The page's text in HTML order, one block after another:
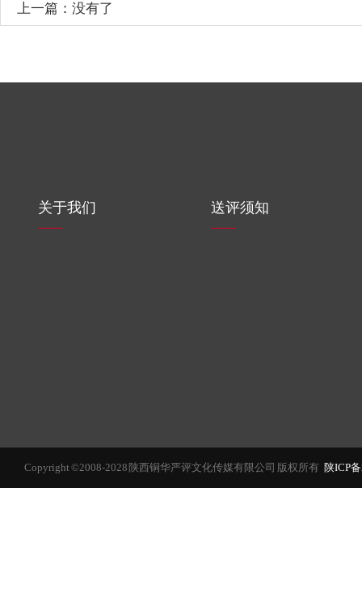
上一篇：没有了
关于我们 送评须知
Copyright ©2008-2028 陕西铜华严评文化传媒有限公司 版权所有 陕ICP